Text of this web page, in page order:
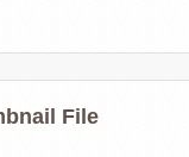
File